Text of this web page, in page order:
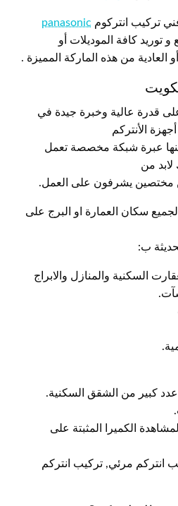
تركيب انتركوم panasonic
توريد كافة الموديلات أو
أو العادية من هذه الماركة المميزة .
قدرة عالية وخبرة جيدة في
الأنتركم
عبرة شبكة مخصصة تعمل
مختصين يشرفون على العمل.
سكان العمارة او البرج على
ب:
السكنية والمنازل والابراج
كبير من الشقق السكنية.
الكميرا المثبتة على
انتركم مرئي, تركيب انتركم